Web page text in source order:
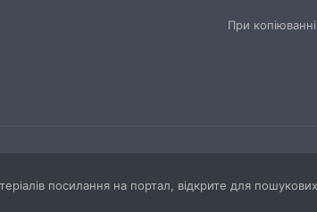
При
посилання на портал, відкрите для